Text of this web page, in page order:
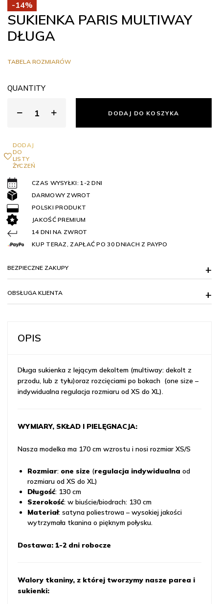
-14%
SUKIENKA PARIS MULTIWAY
DŁUGA
TABELA ROZMIARÓW
QUANTITY
DODAJ DO KOSZYKA
DODAJ
DO
LISTY
ŻYCZEŃ
CZAS WYSYŁKI: 1-2 DNI
DARMOWY ZWROT
POLSKI PRODUKT
JAKOŚĆ PREMIUM
14 DNI NA ZWROT
KUP TERAZ, ZAPŁAĆ PO 30 DNIACH Z PAYPO
BEZPIECZNE ZAKUPY
OBSŁUGA KLIENTA
OPIS
Długa sukienka z lejącym dekoltem (multiway: dekolt z
przodu, lub z tyłu)oraz rozcięciami po bokach (one size –
indywidualna regulacja rozmiaru od XS do XL).
WYMIARY, SKŁAD I PIELĘGNACJA:
Nasza modelka ma 170 cm wzrostu i nosi rozmiar XS/S
Rozmiar: one size (regulacja indywidualna od
rozmiaru od XS do XL)
Długość: 130 cm
Szerokość: w biuście/biodrach: 130 cm
Materiał: satyna poliestrowa – wysokiej jakości
wytrzymała tkanina o pięknym połysku.
Dostawa: 1-2 dni robocze
Walory tkaniny, z której tworzymy nasze parea i
sukienki: